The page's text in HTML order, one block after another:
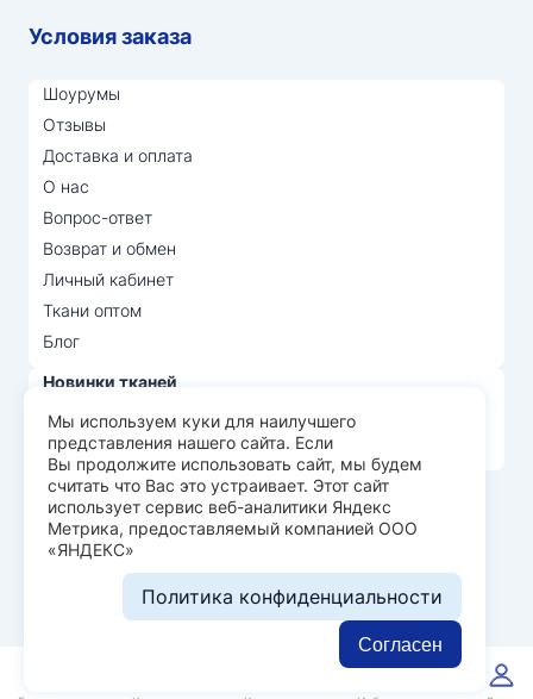
Условия заказа
Шоурумы
Отзывы
Доставка и оплата
О нас
Вопрос-ответ
Возврат и обмен
Личный кабинет
Ткани оптом
Блог
Новинки тканей
Распродажа тканей
Лидеры продаж
© Арт Текс — продажа тканей оптом, 2026
Пользовательское соглашение
Политика конфиденциальности
Разработка сайта —
Мы используем куки для наилучшего
представления нашего сайта. Если
Вы продолжите использовать сайт, мы будем
считать что Вас это устраивает. Этот сайт
использует сервис веб-аналитики Яндекс
Метрика, предоставляемый компанией ООО
«ЯНДЕКС»
Политика конфиденциальности
Согласен